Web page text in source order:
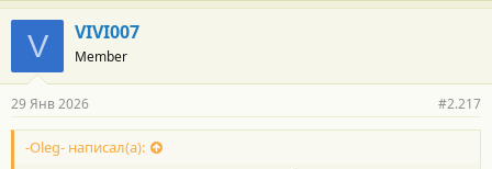
Сижу теперь на нервах 2 недели и не знаю что делать.
Проще поменять на вечный Паджеро 4 с смешными
проблемами в виде ржавого бака
V VIVI007
Member
29 Янв 2026 #2.217
-Oleg- написал(а):